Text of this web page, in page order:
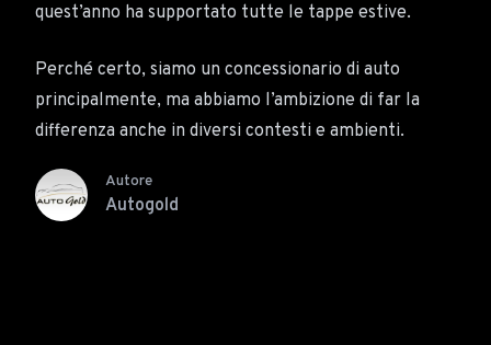
quest’anno ha supportato tutte le tappe estive.
Perché certo, siamo un concessionario di auto
principalmente, ma abbiamo l’ambizione di far la
differenza anche in diversi contesti e ambienti.
Autore
Autogold